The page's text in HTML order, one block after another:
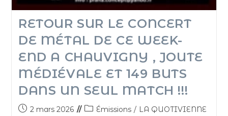
RETOUR SUR LE CONCERT
DE MÉTAL DE CE WEEK-
END A CHAUVIGNY , JOUTE
MÉDIÉVALE ET 149 BUTS
DANS UN SEUL MATCH !!!
2 mars 2026 Émissions / LA QUOTIVIENNE